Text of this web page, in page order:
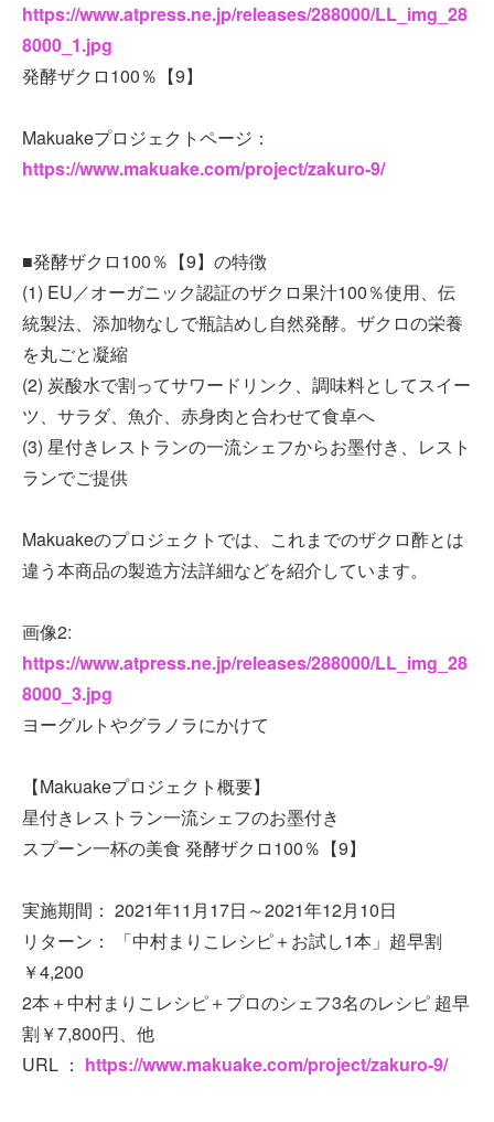
https://www.atpress.ne.jp/releases/288000/LL_img_28
8000_1.jpg
発酵ザクロ100％【9】
Makuakeプロジェクトページ：
https://www.makuake.com/project/zakuro-9/
■発酵ザクロ100％【9】の特徴
(1) EU／オーガニック認証のザクロ果汁100％使用、伝
統製法、添加物なしで瓶詰めし自然発酵。ザクロの栄養
を丸ごと凝縮
(2) 炭酸水で割ってサワードリンク、調味料としてスイー
ツ、サラダ、魚介、赤身肉と合わせて食卓へ
(3) 星付きレストランの一流シェフからお墨付き、レスト
ランでご提供
Makuakeのプロジェクトでは、これまでのザクロ酢とは
違う本商品の製造方法詳細などを紹介しています。
画像2:
https://www.atpress.ne.jp/releases/288000/LL_img_28
8000_3.jpg
ヨーグルトやグラノラにかけて
【Makuakeプロジェクト概要】
星付きレストラン一流シェフのお墨付き
スプーン一杯の美食 発酵ザクロ100％【9】
実施期間： 2021年11月17日～2021年12月10日
リターン： 「中村まりこレシピ＋お試し1本」超早割
￥4,200
2本＋中村まりこレシピ＋プロのシェフ3名のレシピ 超早
割￥7,800円、他
URL ： https://www.makuake.com/project/zakuro-9/